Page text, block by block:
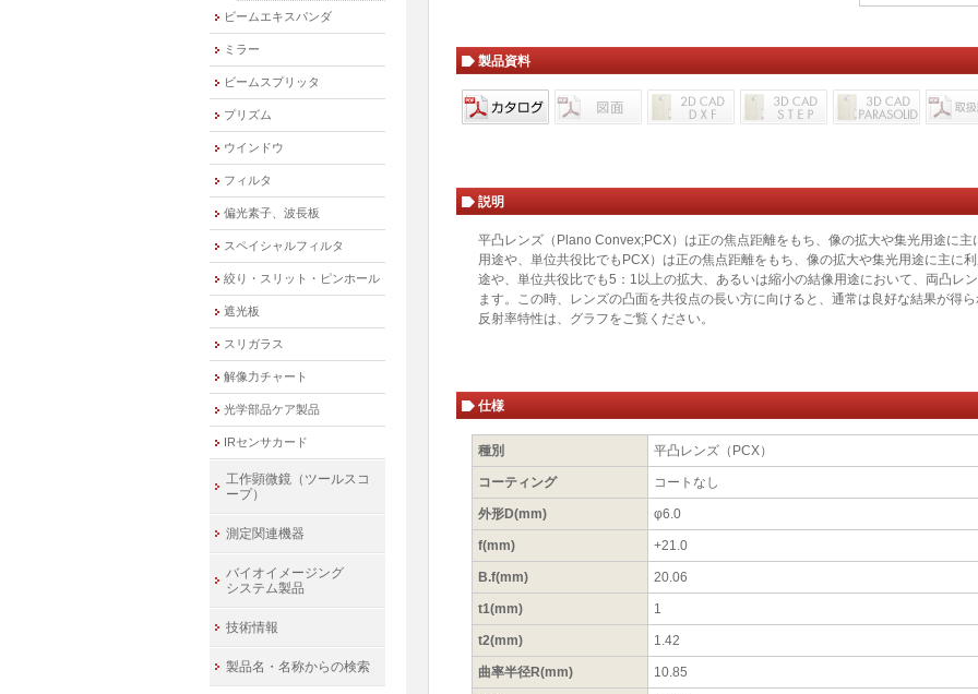
製品資料
説明
平凸レンズ（Plano Convex;PCX）は正の焦点距離をもち、像の拡大や集光用途に
用途や、単位共役比でもPCX）は正の焦点距離をもち、像の拡大や集光用途に主に
途や、単位共役比でも5：1以上の拡大、あるいは縮小の結像用途において、両凸レ
ます。この時、レンズの凸面を共役点の長い方に向けると、通常は良好な結果が得
反射率特性は、グラフをご覧ください。
仕様
種別 平凸レンズ（PCX）
コーティング コートなし
外形D(mm) φ6.0
f(mm) +21.0
B.f(mm) 20.06
t1(mm) 1
t2(mm) 1.42
曲率半径R(mm) 10.85
ビームエキスパンダ
ミラー
ビームスプリッタ
プリズム
ウインドウ
フィルタ
偏光素子、波長板
スペイシャルフィルタ
絞り・スリット・ピンホール
遮光板
スリガラス
解像力チャート
光学部品ケア製品
IRセンサカード
工作顕微鏡（ツールスコ
ープ）
測定関連機器
バイオイメージング
システム製品
技術情報
製品名・名称からの検索